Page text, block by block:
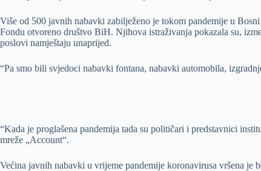
Više od 500 javnih nabavki zabilježeno je tokom pandemije u
Fondu otvoreno društvo BiH. Njihova istraživanja pokazala su,
poslovi namještaju unaprijed.
“Pa smo bili svjedoci nabavki fontana, nabavki automobila,
“Kada je proglašena pandemija tada su političari i predstavnici
mreže „Account“.
Većina javnih nabavki u vrijeme pandemije koronavirusa vršena